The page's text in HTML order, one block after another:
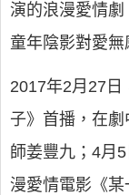
演的浪漫愛情劇
童年陰影對愛無
2017年2月27日
子》首播，在
師姜豐九；4月
漫愛情電影《